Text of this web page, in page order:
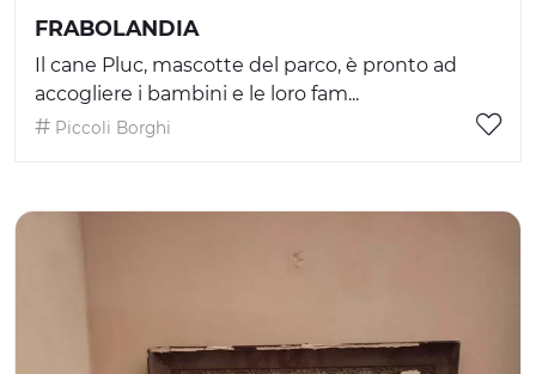
FRABOLANDIA
Il cane Pluc, mascotte del parco, è pronto ad
accogliere i bambini e le loro fam...
Piccoli Borghi